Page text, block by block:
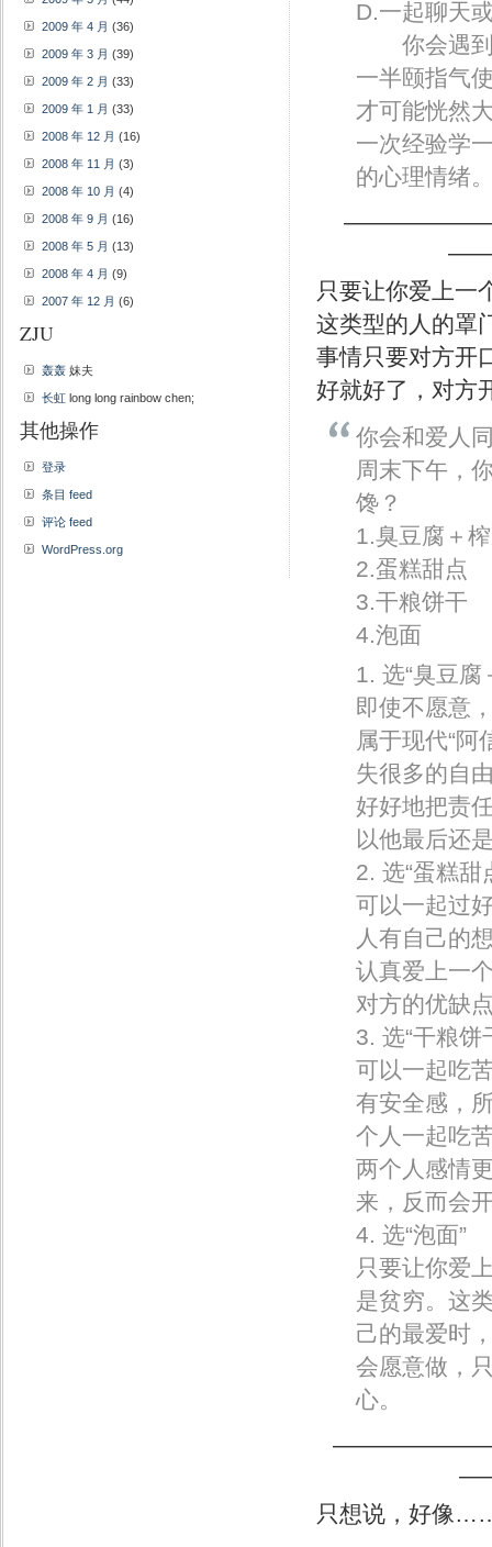
D.一起聊天
你会遇到
一半颐指气
才可能恍然
一次经验学
的心理情绪
只要让你爱上一
这类型的人的罩
事情只要对方开
好就好了，对方
你会和爱人
周末下午，
馋？
1.臭豆腐＋
2.蛋糕甜点
3.干粮饼干
4.泡面
1. 选“臭豆腐
即使不愿意
属于现代“阿
失很多的自
好好地把责
以他最后还
2. 选“蛋糕甜
可以一起过
人有自己的
认真爱上一
对方的优缺
3. 选“干粮饼
可以一起吃
有安全感，
个人一起吃
两个人感情
来，反而会
4. 选“泡面”
只要让你爱
是贫穷。这
己的最爱时
会愿意做，
心。
只想说，好像
2009 年 4 月 (36)
2009 年 3 月 (39)
2009 年 2 月 (33)
2009 年 1 月 (33)
2008 年 12 月 (16)
2008 年 11 月 (3)
2008 年 10 月 (4)
2008 年 9 月 (16)
2008 年 5 月 (13)
2008 年 4 月 (9)
2007 年 12 月 (6)
ZJU
轰轰 妹夫
长虹 long long rainbow chen;
其他操作
登录
条目 feed
评论 feed
WordPress.org